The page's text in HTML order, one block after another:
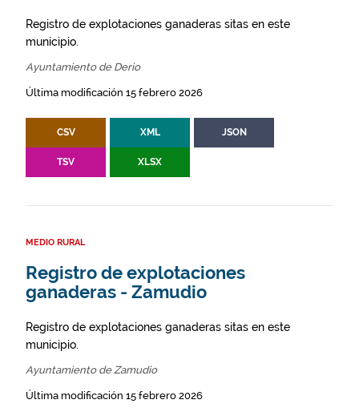
Registro de explotaciones ganaderas sitas en este
municipio.
Ayuntamiento de Derio
Última modificación 15 febrero 2026
CSV XML JSON
TSV XLSX
MEDIO RURAL
Registro de explotaciones
ganaderas - Zamudio
Registro de explotaciones ganaderas sitas en este
municipio.
Ayuntamiento de Zamudio
Última modificación 15 febrero 2026